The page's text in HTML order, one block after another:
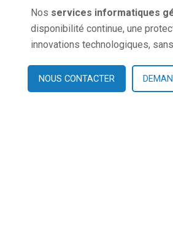
Nos services informatiques
disponibilité continue, une
innovations technologiques,
NOUS CONTACTER